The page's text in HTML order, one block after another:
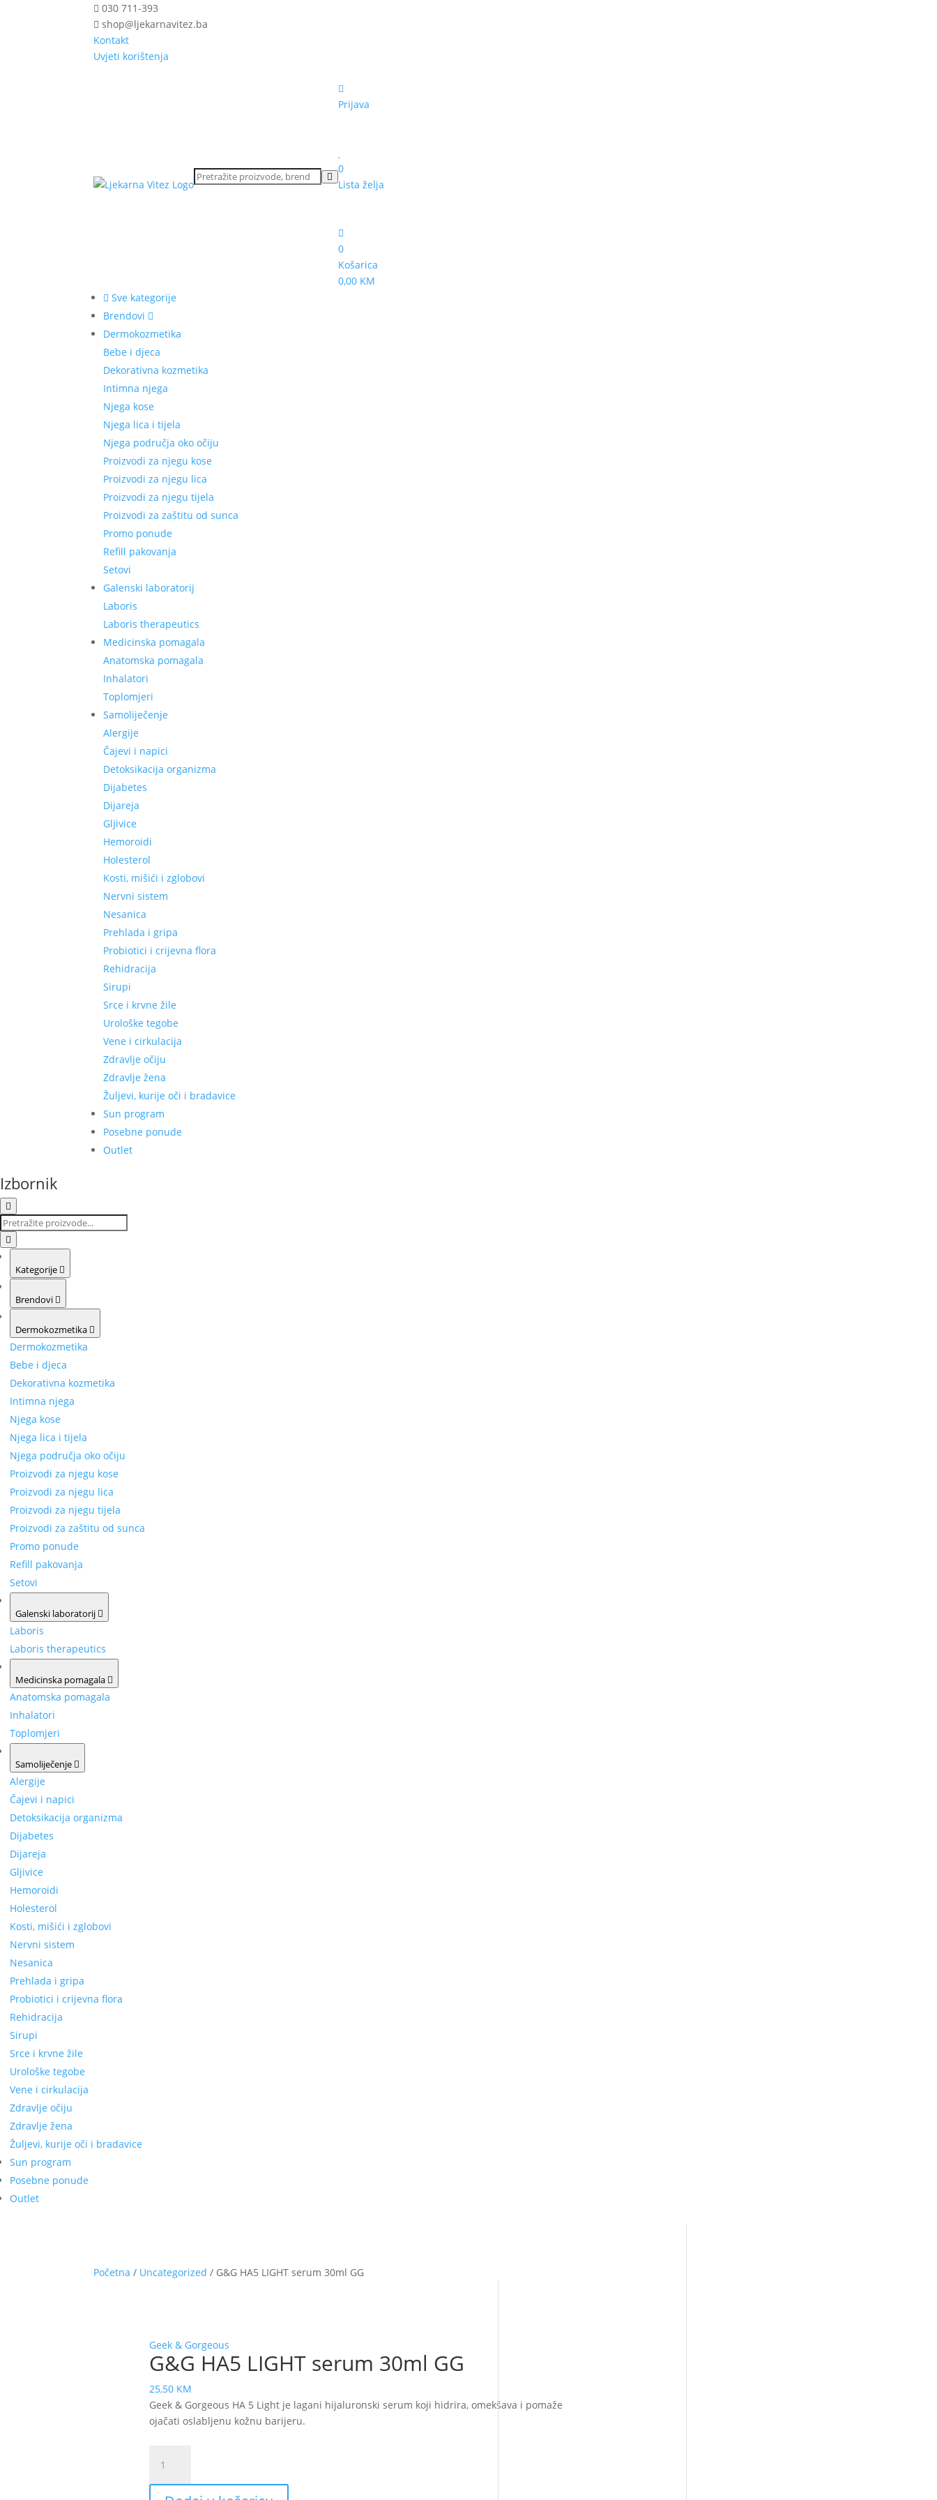
030 711-393
shop@ljekarnavitez.ba
Kontakt
Uvjeti korištenja
Prijava
0
Lista želja
0
Košarica
0,00 KM
Sve kategorije
Brendovi
Dermokozmetika
Bebe i djeca
Dekorativna kozmetika
Intimna njega
Njega kose
Njega lica i tijela
Njega područja oko očiju
Proizvodi za njegu kose
Proizvodi za njegu lica
Proizvodi za njegu tijela
Proizvodi za zaštitu od sunca
Promo ponude
Refill pakovanja
Setovi
Galenski laboratorij
Laboris
Laboris therapeutics
Medicinska pomagala
Anatomska pomagala
Inhalatori
Toplomjeri
Samoliječenje
Alergije
Čajevi i napici
Detoksikacija organizma
Dijabetes
Dijareja
Gljivice
Hemoroidi
Holesterol
Kosti, mišići i zglobovi
Nervni sistem
Nesanica
Prehlada i gripa
Probiotici i crijevna flora
Rehidracija
Sirupi
Srce i krvne žile
Urološke tegobe
Vene i cirkulacija
Zdravlje očiju
Zdravlje žena
Žuljevi, kurije oči i bradavice
Sun program
Posebne ponude
Outlet
Izbornik
Kategorije
Brendovi
Dermokozmetika
Dermokozmetika
Bebe i djeca
Dekorativna kozmetika
Intimna njega
Njega kose
Njega lica i tijela
Njega područja oko očiju
Proizvodi za njegu kose
Proizvodi za njegu lica
Proizvodi za njegu tijela
Proizvodi za zaštitu od sunca
Promo ponude
Refill pakovanja
Setovi
Galenski laboratorij
Laboris
Laboris therapeutics
Medicinska pomagala
Anatomska pomagala
Inhalatori
Toplomjeri
Samoliječenje
Alergije
Čajevi i napici
Detoksikacija organizma
Dijabetes
Dijareja
Gljivice
Hemoroidi
Holesterol
Kosti, mišići i zglobovi
Nervni sistem
Nesanica
Prehlada i gripa
Probiotici i crijevna flora
Rehidracija
Sirupi
Srce i krvne žile
Urološke tegobe
Vene i cirkulacija
Zdravlje očiju
Zdravlje žena
Žuljevi, kurije oči i bradavice
Sun program
Posebne ponude
Outlet
Početna / Uncategorized / G&G HA5 LIGHT serum 30ml GG
Geek & Gorgeous
G&G HA5 LIGHT serum 30ml GG
25,50 KM
Geek & Gorgeous HA 5 Light je lagani hijaluronski serum koji hidrira, omekšava i pomaže
ojačati oslabljenu kožnu barijeru.
HA5
LIGHT